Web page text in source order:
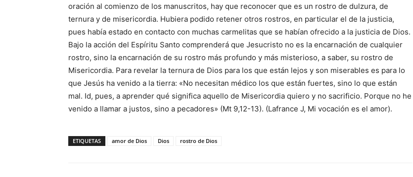
oración al comienzo de los manuscritos, hay que reconocer que es un rostro de dulzura, de
ternura y de misericordia. Hubiera podido retener otros rostros, en particular el de la justicia,
pues había estado en contacto con muchas carmelitas que se habían ofrecido a la justicia de Dios.
Bajo la acción del Espíritu Santo comprenderá que Jesucristo no es la encarnación de cualquier
rostro, sino la encarnación de su rostro más profundo y más misterioso, a saber, su rostro de
Misericordia. Para revelar la ternura de Dios para los que están lejos y son miserables es para lo
que Jesús ha venido a la tierra: «No necesitan médico los que están fuertes, sino lo que están
mal. Id, pues, a aprender qué significa aquello de Misericordia quiero y no sacrificio. Porque no he
venido a llamar a justos, sino a pecadores» (Mt 9,12-13). (Lafrance J, Mi vocación es el amor).
ETIQUETAS amor de Dios Dios rostro de Dios